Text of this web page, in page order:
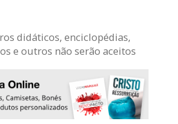
didáticos, enciclopédias,
e outros não serão aceitos